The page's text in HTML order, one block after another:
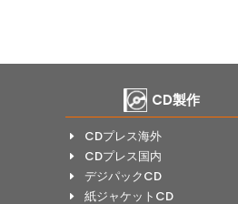
CD製作
E CDプレス海外
E CDプレス国内
E デジパックCD
E 紙ジャケットCD